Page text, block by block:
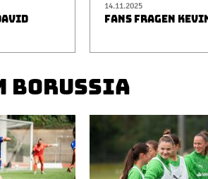
14.11.2025
FANS FRAGEN
BORUSSIA